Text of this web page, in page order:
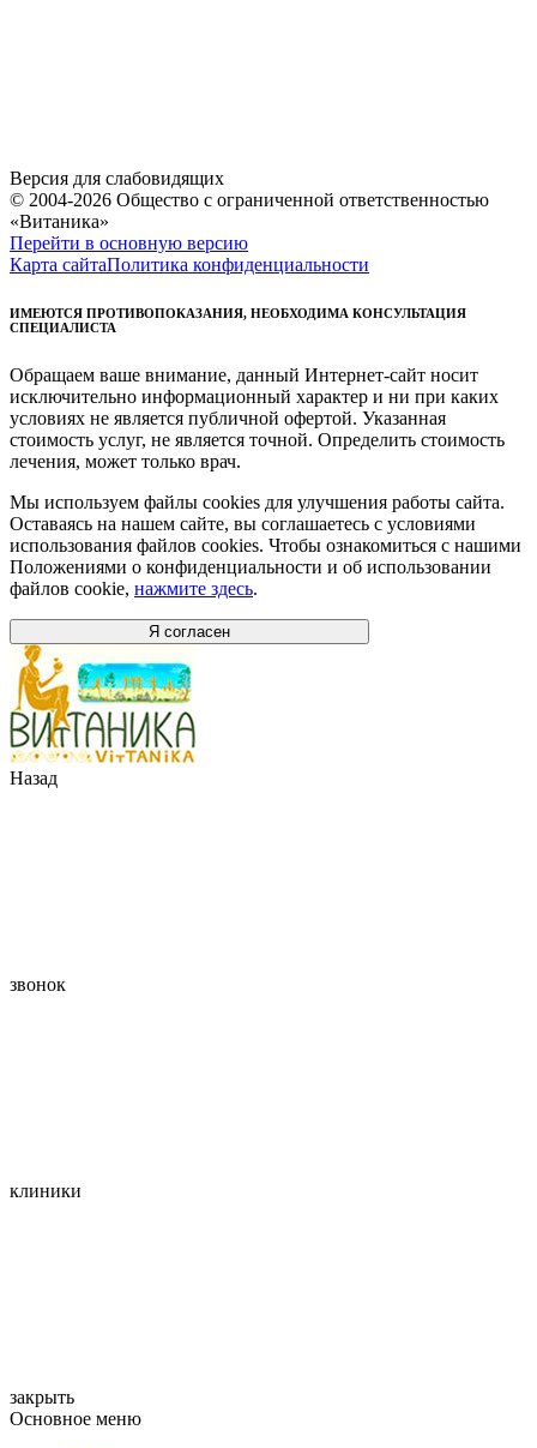
Версия для слабовидящих
© 2004-2026 Общество с ограниченной ответственностью
«Витаника»
Перейти в основную версию
Карта сайтаПолитика конфиденциальности
ИМЕЮТСЯ ПРОТИВОПОКАЗАНИЯ, НЕОБХОДИМА КОНСУЛЬТАЦИЯ
СПЕЦИАЛИСТА
Обращаем ваше внимание, данный Интернет-сайт носит
исключительно информационный характер и ни при каких
условиях не является публичной офертой. Указанная
стоимость услуг, не является точной. Определить стоимость
лечения, может только врач.
Мы используем файлы cookies для улучшения работы сайта.
Оставаясь на нашем сайте, вы соглашаетесь с условиями
использования файлов cookies. Чтобы ознакомиться с нашими
Положениями о конфиденциальности и об использовании
файлов cookie, нажмите здесь.
Я согласен
Назад
звонок
клиники
закрыть
Основное меню